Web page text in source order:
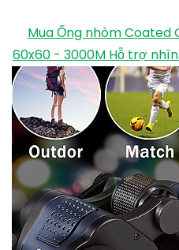
Mua Ống nhòm Coated
60x60 - 3000M Hỗ trợ